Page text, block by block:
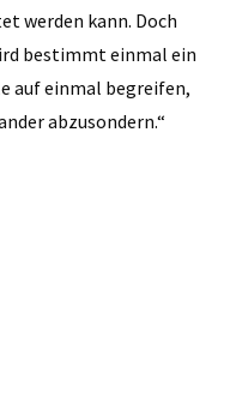
werden kann. Doch
bestimmt einmal ein
auf einmal begreifen,
abzusondern.“